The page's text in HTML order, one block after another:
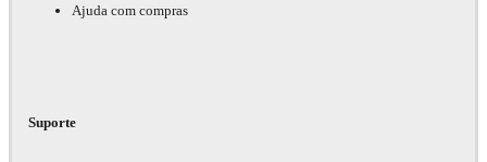
Ajuda com compras
Suporte